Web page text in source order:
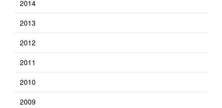
2014
2013
2012
2011
2010
2009